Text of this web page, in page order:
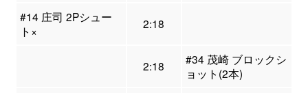
#14 庄司 2Pシュー
ト×
2:18
2:18
#34 茂崎 ブロックシ
ョット(2本)